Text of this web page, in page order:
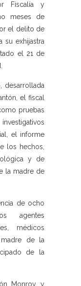
Fiscalía y
meses de
el delito de
su exhijastra
el 21 de
desarrollada
el fiscal
pruebas
el informe
los hechos,
y de
la madre de
de ocho
agentes
médicos
madre de la
de la
Monroy y